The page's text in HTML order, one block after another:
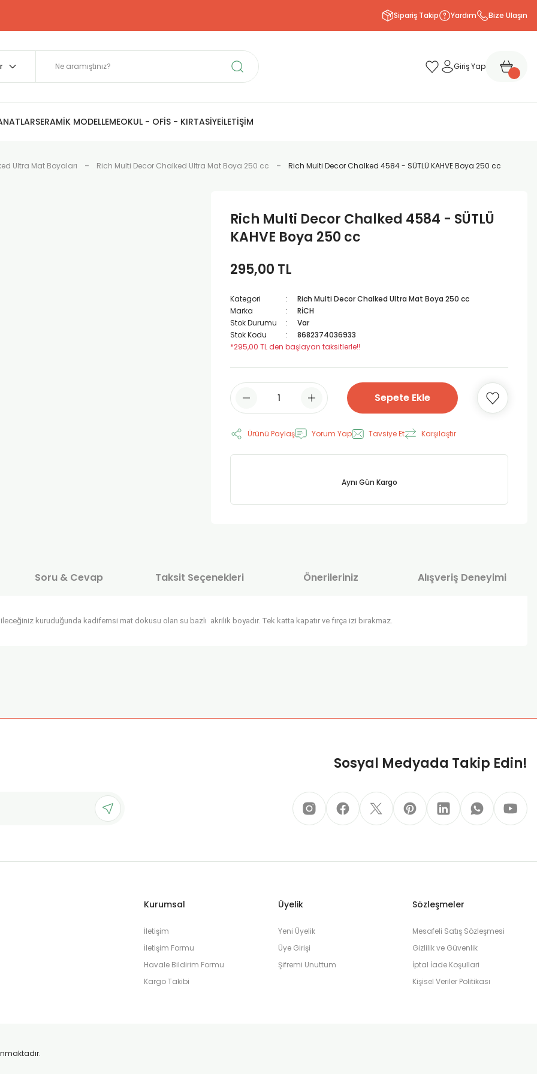
Sipariş Takip Yardım Bize Ulaşın
Giriş Yap
SERAMİK MODELLEMEOKUL - OFİS - KIRTASİYEİLETİŞİM
Ultra Mat Boyaları Rich Multi Decor Chalked Ultra Mat Boya 250 cc Rich Multi Decor Chalked 4584 - SÜTLÜ KAHVE Boya 250 cc
Rich Multi Decor Chalked 4584 - SÜTLÜ
KAHVE Boya 250 cc
295,00 TL
Kategori
Rich Multi Decor Chalked Ultra Mat Boya 250 cc
Marka
RİCH
Stok Durumu
Var
Stok Kodu
8682374036933
*295,00 TL den başlayan taksitlerle!!
Sepete Ekle
Ürünü Paylaş Yorum Yap Tavsiye Et Karşılaştır
Aynı Gün Kargo
Soru & Cevap Taksit Seçenekleri Önerileriniz Alışveriş Deneyimi
kuruduğunda kadifemsi mat dokusu olan su bazlı akrilik boyadır. Tek katta kapatır ve fırça izi bırakmaz.
Sosyal Medyada Takip Edin!
Kurumsal
İletişim
İletişim Formu
Havale Bildirim Formu
Kargo Takibi
Üyelik
Yeni Üyelik
Üye Girişi
Şifremi Unuttum
Sözleşmeler
Mesafeli Satış Sözleşmesi
Gizlilik ve Güvenlik
İptal İade Koşullari
Kişisel Veriler Politikası